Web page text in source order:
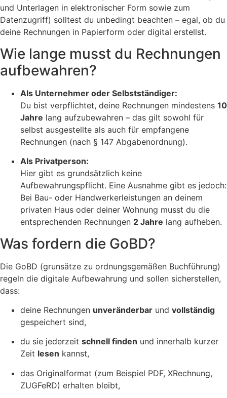
und Unterlagen in elektronischer Form sowie zum
Datenzugriff) solltest du unbedingt beachten – egal, ob du
deine Rechnungen in Papierform oder digital erstellst.
Wie lange musst du Rechnungen
aufbewahren?
Als Unternehmer oder Selbstständiger:
Du bist verpflichtet, deine Rechnungen mindestens 10
Jahre lang aufzubewahren – das gilt sowohl für
selbst ausgestellte als auch für empfangene
Rechnungen (nach § 147 Abgabenordnung).
Als Privatperson:
Hier gibt es grundsätzlich keine
Aufbewahrungspflicht. Eine Ausnahme gibt es jedoch:
Bei Bau- oder Handwerkerleistungen an deinem
privaten Haus oder deiner Wohnung musst du die
entsprechenden Rechnungen 2 Jahre lang aufheben.
Was fordern die GoBD?
Die GoBD (grunsätze zu ordnungsgemäßen Buchführung)
regeln die digitale Aufbewahrung und sollen sicherstellen,
dass:
deine Rechnungen unveränderbar und vollständig
gespeichert sind,
du sie jederzeit schnell finden und innerhalb kurzer
Zeit lesen kannst,
das Originalformat (zum Beispiel PDF, XRechnung,
ZUGFeRD) erhalten bleibt,